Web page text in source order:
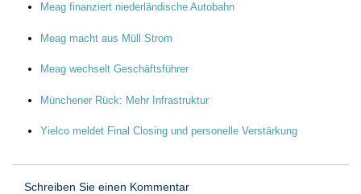
Meag finanziert niederländische Autobahn
Meag macht aus Müll Strom
Meag wechselt Geschäftsführer
Münchener Rück: Mehr Infrastruktur
Yielco meldet Final Closing und personelle Verstärkung
Schreiben Sie einen Kommentar